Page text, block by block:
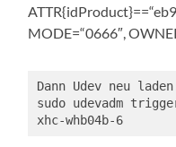
MODE=“0666″,
Dann Udev neu
sudo udevadm
xhc-whb04b-6